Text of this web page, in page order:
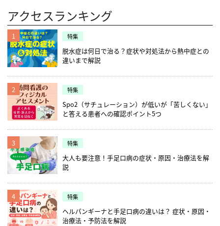
アクセスランキング
1 特集
脱水症は何日で治る？症状や対処法から熱中症との
違いまで解説
2 特集
Spo2（サチュレーション）が低いが「苦しくない」
と答える患者への確認ポイント5つ
3 特集
大人も要注意！手足口病の症状・原因・治療法を解
説
4 特集
ヘルパンギーナと手足口病の違いは？ 症状・原因・
治療法・予防法を解説